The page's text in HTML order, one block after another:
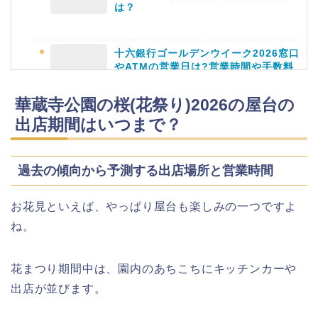
津山さくらまつり2026の花火や屋台
姫路城桜祭り2026の混雑や出店(屋台)
は？
十六銀行ゴールデンウイーク2026窓口
やATMの営業日は?営業時間や手数料
業日や休みは?ATM手数料も調査!
華蔵寺公園の桜(花祭り)2026の屋台の
出店期間はいつまで？
過去の傾向から予測する出店場所と営業時間
お花見といえば、やっぱり屋台も楽しみの一つですよ
ね。
花まつり期間中は、園内のあちこちにキッチンカーや
出店が並びます。